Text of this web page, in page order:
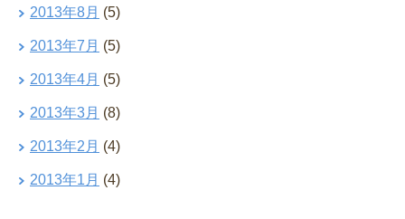
2013年8月 (5)
2013年7月 (5)
2013年4月 (5)
2013年3月 (8)
2013年2月 (4)
2013年1月 (4)